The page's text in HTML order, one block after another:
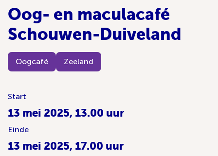
Oog- en maculacafé
Schouwen-Duiveland
Oogcafé Zeeland
Start
13 mei 2025, 13.00 uur
Einde
13 mei 2025, 17.00 uur